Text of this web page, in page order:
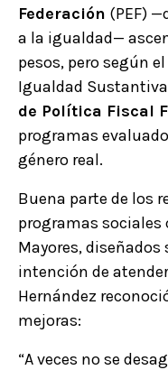
Federación (PEF)
a la igualdad—
pesos, pero según
Igualdad Sustantiva
de Política Fiscal
programas
género real.
Buena parte de los
programas sociales
Mayores,
intención de
Hernández
mejoras:
“A veces no se